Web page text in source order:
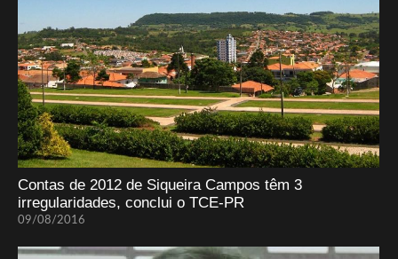
Contas de 2012 de Siqueira Campos têm 3
irregularidades, conclui o TCE-PR
09/08/2016